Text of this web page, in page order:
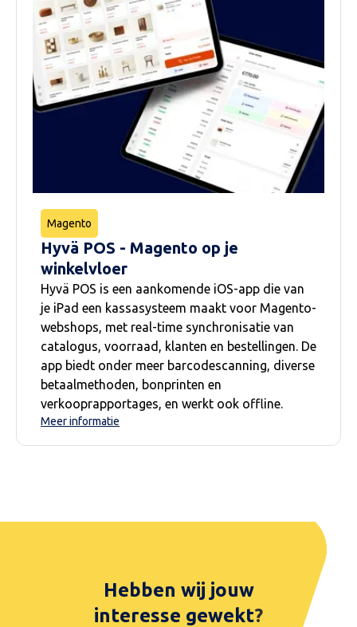
Magento
Hyvä POS - Magento op je
winkelvloer
Hyvä POS is een aankomende iOS-app die van
je iPad een kassasysteem maakt voor Magento-
webshops, met real-time synchronisatie van
catalogus, voorraad, klanten en bestellingen. De
app biedt onder meer barcodescanning, diverse
betaalmethoden, bonprinten en
verkooprapportages, en werkt ook offline.
Meer informatie
Hebben wij jouw
interesse gewekt?